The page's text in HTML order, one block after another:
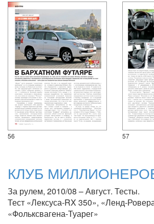
56 57
КЛУБ
За рулем, 2010/08 – Август. Тесты.
Тест «Лексуса-RX 350», «Ленд-
«Фольксвагена-Туарег»